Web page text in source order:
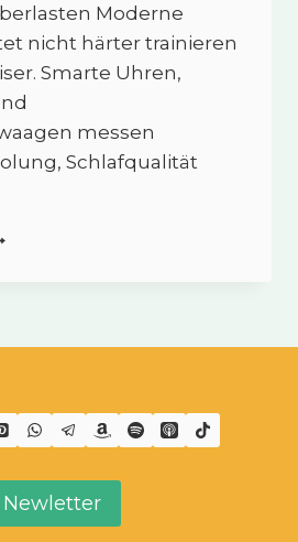
Moderne
nicht härter trainieren
Smarte Uhren,
messen
Schlafqualität
Newletter